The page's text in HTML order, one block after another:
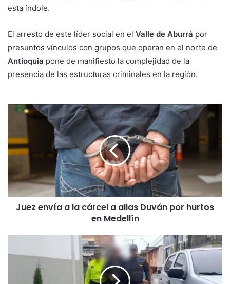
esta índole.
El arresto de este líder social en el Valle de Aburrá por
presuntos vínculos con grupos que operan en el norte de
Antioquia pone de manifiesto la complejidad de la
presencia de las estructuras criminales en la región.
Juez envía a la cárcel a alias Duván por hurtos
en Medellín